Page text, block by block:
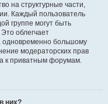
на структурные части,
Каждый пользователь
группе могут быть
облегчает
одновременно большому
модераторских прав
к приватным форумам.
них?